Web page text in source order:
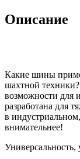
Описание
Какие шины
шахтной
возможности для
разработана для
в
внимательнее!